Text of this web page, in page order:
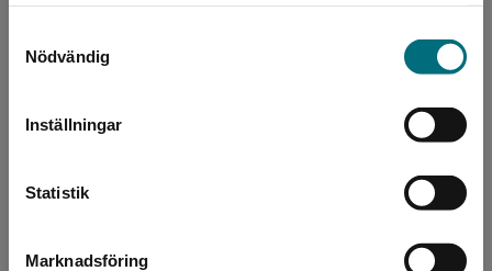
Nödvändig
Inställningar
Statistik
Marknadsföring
Sverige. För att kunna slutföra ett köp måste